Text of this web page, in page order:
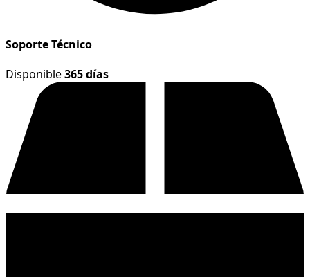
Soporte Técnico
Disponible365 días